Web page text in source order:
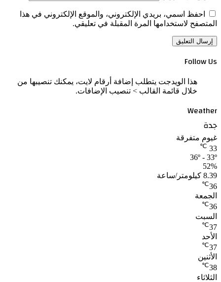
احفظ اسمي، بريدي الإلكتروني، والموقع الإلكتروني في هذا
المتصفح لاستخدامها المرة المقبلة في تعليقي.
Follow Us
هذا الويدجت يتطلب إضافة أرقام لايت، يمكنك تنصيبها من
خلال قائمة القالب > تنصيب الإضافات.
Weather
جدة
غيوم متفرقة
33
℃
36º - 33º
52%
8.39 كيلومتر/ساعة
36
℃
الجمعة
36
℃
السبت
37
℃
الأحد
37
℃
الأثنين
38
℃
الثلاثاء